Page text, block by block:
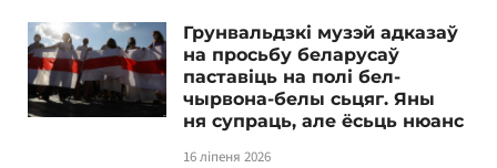
Грунвальдзкі музэй адказаў
на просьбу беларусаў
паставіць на полі бел-
чырвона-белы сьцяг. Яны
ня супраць, але ёсьць нюанс
16 ліпеня 2026